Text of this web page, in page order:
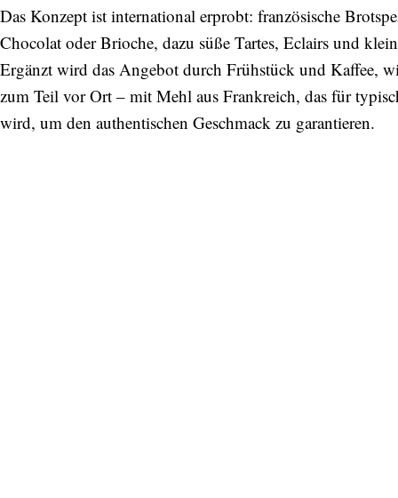
Das Konzept ist international erprobt: französische
Chocolat oder Brioche, dazu süße Tartes, Eclairs und
Ergänzt wird das Angebot durch Frühstück und Kaffee,
zum Teil vor Ort – mit Mehl aus Frankreich, das für
wird, um den authentischen Geschmack zu garantieren.